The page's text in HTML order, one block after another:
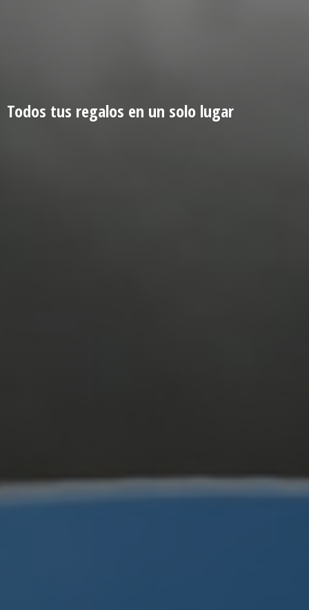
Todos tus regalos en un solo lugar